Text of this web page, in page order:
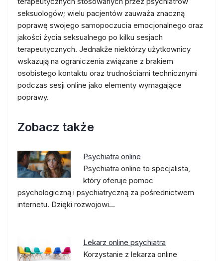
seksuologów; wielu pacjentów zauważa znaczną
poprawę swojego samopoczucia emocjonalnego oraz
jakości życia seksualnego po kilku sesjach
terapeutycznych. Jednakże niektórzy użytkownicy
wskazują na ograniczenia związane z brakiem
osobistego kontaktu oraz trudnościami technicznymi
podczas sesji online jako elementy wymagające
poprawy.
Zobacz także
Psychiatra online
Psychiatra online to specjalista,
który oferuje pomoc
psychologiczną i psychiatryczną za pośrednictwem
internetu. Dzięki rozwojowi…
Lekarz online psychiatra
Korzystanie z lekarza online